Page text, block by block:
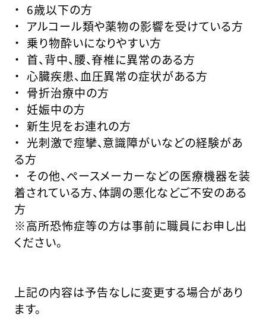
・ 6歳以下の方
・ アルコール類や薬物の影響を受けている方
・ 乗り物酔いになりやすい方
・ 首、背中、腰、脊椎に異常のある方
・ 心臓疾患、血圧異常の症状がある方
・ 骨折治療中の方
・ 妊娠中の方
・ 新生児をお連れの方
・ 光刺激で痙攣、意識障がいなどの経験があ
る方
・ その他、ペースメーカーなどの医療機器を装
着されている方、体調の悪化などご不安のある
方
※高所恐怖症等の方は事前に職員にお申し出
ください。
上記の内容は予告なしに変更する場合があり
ます。